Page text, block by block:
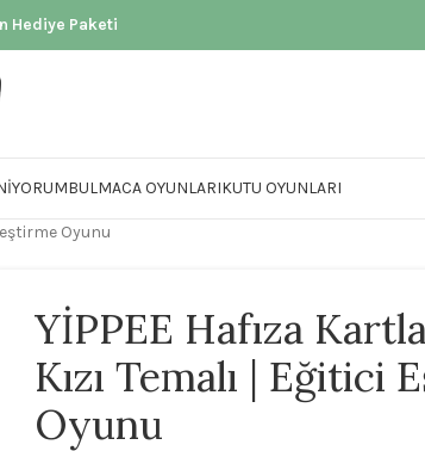
Hediye Paketi
BULMACA OYUNLARIKUTU OYUNLARI
Oyunu
YİPPEE Hafıza
Kızı Temalı | Eğitici
Oyunu